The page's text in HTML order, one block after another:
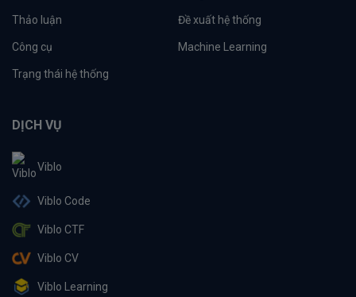
Thảo luận Đề xuất hệ thống
Công cụ Machine Learning
Trạng thái hệ thống
DỊCH VỤ
Viblo
Viblo Code
Viblo CTF
Viblo CV
Viblo Learning